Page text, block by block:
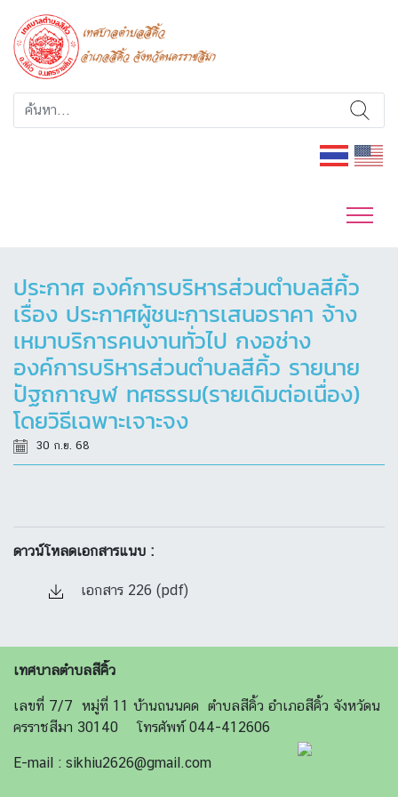
ประกาศ องค์การบริหารส่วนตำบลสีคิ้ว
เรื่อง ประกาศผู้ชนะการเสนอราคา จ้าง
เหมาบริการคนงานทั่วไป กงอช่าง
องค์การบริหารส่วนตำบลสีคิ้ว รายนาย
ปัฐถกาญฬ ทศธรรม(รายเดิมต่อเนื่อง)
โดยวิธีเฉพาะเจาะจง
30 ก.ย. 68
ดาวน์โหลดเอกสารแนบ :
เอกสาร 226 (pdf)
เทศบาลตำบลสีคิ้ว
เลขที่ 7/7 หมู่ที่ 11 บ้านถนนคด ตำบลสีคิ้ว อำเภอสีคิ้ว จังหวัดน
ครราชสีมา 30140 โทรศัพท์ 044-412606
E-mail : sikhiu2626@gmail.com